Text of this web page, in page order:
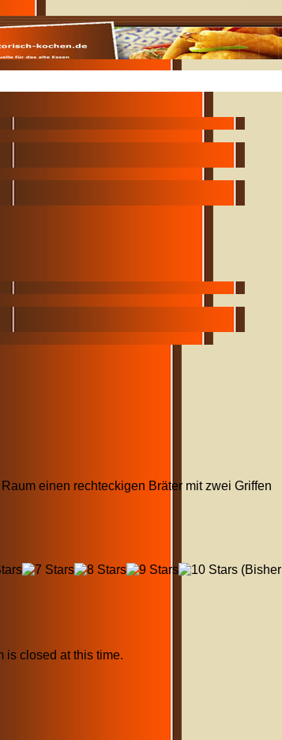
einen rechteckigen Bräter mit zwei Griffen
(Bisher
is closed at this time.